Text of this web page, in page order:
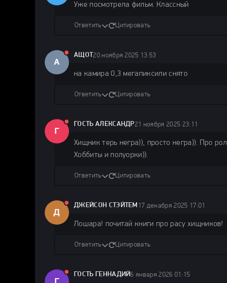
Уже посмотрела фильм. Классный
Ответить Цитировать
А
АЩОТ20 ноября 2025 13:53
на камира 0,3 мегапиксили снято
Ответить Цитировать
Г
ГОСТЬ АЛЕКСАНДР21 ноября 2025 23:11
Хищник терь негра)), просто негра)). Про
Хоббиты и полуорки)).
Ответить Цитировать
Д
ДЖЕЙСОН СТЭЙТЕМ 17 декабря 2025 17:01
Лошара! почитай книги про расу хищников!
Ответить Цитировать
ГОСТЬ ГЕННАДИЙ6 января 2026 01:15